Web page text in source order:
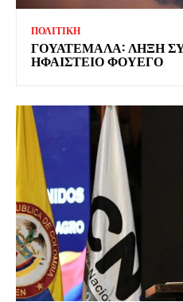
ΠΟΛΙΤΙΚΗ
ΓΟΥΑΤΕΜΑΛΑ: ΛΗΞΗ
ΗΦΑΙΣΤΕΙΟ ΦΟΥΕΓΟ